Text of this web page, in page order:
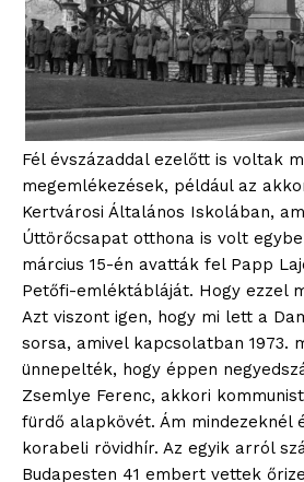
ELŐFIZETÉS
Hasznos
bSZ fiók
Előfizetés
Kapcsolat
Fél évszázaddal ezelőtt is voltak
megemlékezések, például az
Kertvárosi Általános Iskolában,
Úttörőcsapat otthona is volt
március 15-én avatták fel Papp
Petőfi-emléktábláját. Hogy ezzel
Azt viszont igen, hogy mi lett a
sorsa, amivel kapcsolatban 1973.
ünnepelték, hogy éppen
Zsemlye Ferenc, akkori
fürdő alapkövét. Ám mindezeknél
korabeli rövidhír. Az egyik arról
Budapesten 41 embert vettek